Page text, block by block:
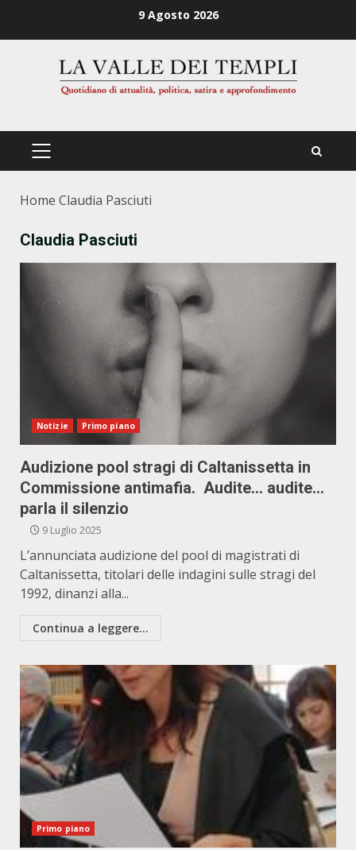
9 Agosto 2026
PRIMÄRES
Home Claudia Pasciuti
Claudia Pasciuti
Notizie Primo piano
Audizione pool stragi di Caltanissetta in
Commissione antimafia. Audite… audite…
parla il silenzio
9 Luglio 2025
L’annunciata audizione del pool di magistrati di
Caltanissetta, titolari delle indagini sulle stragi del
1992, dinanzi alla...
Continua a leggere...
Primo piano